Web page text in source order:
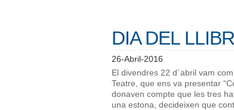
DIA DEL
26-Abril-2016
El divendres 22 d´abril vam
Teatre, que ens va presentar
donaven compte que les tres
una estona, decideixen que